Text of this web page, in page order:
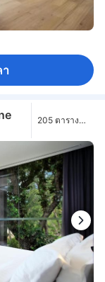
า
205 ตาราง